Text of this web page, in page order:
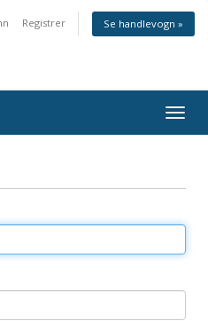
Registrer Se handlevogn »